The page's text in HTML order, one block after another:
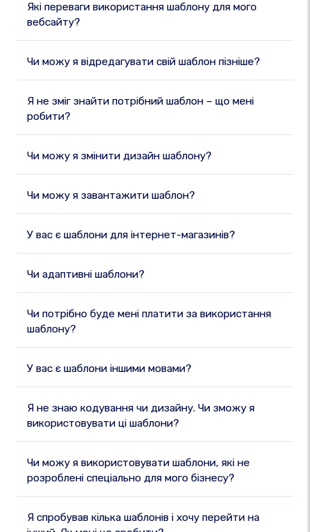
Які переваги використання шаблону для мого
вебсайту?
Чи можу я відредагувати свій шаблон пізніше?
Я не зміг знайти потрібний шаблон – що мені
робити?
Чи можу я змінити дизайн шаблону?
Чи можу я завантажити шаблон?
У вас є шаблони для інтернет-магазинів?
Чи адаптивні шаблони?
Чи потрібно буде мені платити за використання
шаблону?
У вас є шаблони іншими мовами?
Я не знаю кодування чи дизайну. Чи зможу я
використовувати ці шаблони?
Чи можу я використовувати шаблони, які не
розроблені спеціально для мого бізнесу?
Я спробував кілька шаблонів і хочу перейти на